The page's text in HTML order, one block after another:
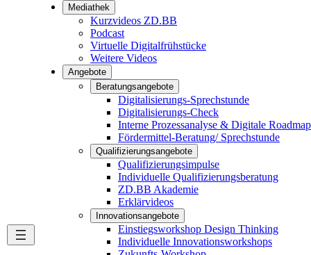
Mediathek
Kurzvideos ZD.BB
Podcast
Virtuelle Digitalfrühstücke
Weitere Videos
Angebote
Beratungsangebote
Digitalisierungs-Sprechstunde
Digitalisierungs-Check
Interne Prozessanalyse & Digitale Roadmap
Fördermittel-Beratung/ Sprechstunde
Qualifizierungsangebote
Qualifizierungsimpulse
Individuelle Qualifizierungsberatung
ZD.BB Akademie
Erklärvideos
Innovationsangebote
Einstiegsworkshop Design Thinking
Individuelle Innovationsworkshops